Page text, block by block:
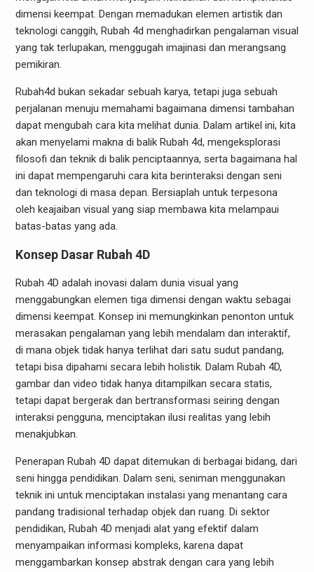
dimensi keempat. Dengan memadukan elemen artistik dan
teknologi canggih, Rubah 4d menghadirkan pengalaman visual
yang tak terlupakan, menggugah imajinasi dan merangsang
pemikiran.
Rubah4d bukan sekadar sebuah karya, tetapi juga sebuah
perjalanan menuju memahami bagaimana dimensi tambahan
dapat mengubah cara kita melihat dunia. Dalam artikel ini, kita
akan menyelami makna di balik Rubah 4d, mengeksplorasi
filosofi dan teknik di balik penciptaannya, serta bagaimana hal
ini dapat mempengaruhi cara kita berinteraksi dengan seni
dan teknologi di masa depan. Bersiaplah untuk terpesona
oleh keajaiban visual yang siap membawa kita melampaui
batas-batas yang ada.
Konsep Dasar Rubah 4D
Rubah 4D adalah inovasi dalam dunia visual yang
menggabungkan elemen tiga dimensi dengan waktu sebagai
dimensi keempat. Konsep ini memungkinkan penonton untuk
merasakan pengalaman yang lebih mendalam dan interaktif,
di mana objek tidak hanya terlihat dari satu sudut pandang,
tetapi bisa dipahami secara lebih holistik. Dalam Rubah 4D,
gambar dan video tidak hanya ditampilkan secara statis,
tetapi dapat bergerak dan bertransformasi seiring dengan
interaksi pengguna, menciptakan ilusi realitas yang lebih
menakjubkan.
Penerapan Rubah 4D dapat ditemukan di berbagai bidang, dari
seni hingga pendidikan. Dalam seni, seniman menggunakan
teknik ini untuk menciptakan instalasi yang menantang cara
pandang tradisional terhadap objek dan ruang. Di sektor
pendidikan, Rubah 4D menjadi alat yang efektif dalam
menyampaikan informasi kompleks, karena dapat
menggambarkan konsep abstrak dengan cara yang lebih